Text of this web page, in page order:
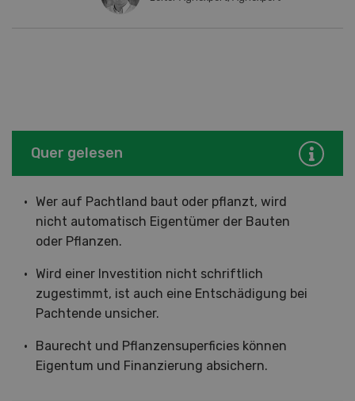
Quer gelesen
Wer auf Pachtland baut oder pflanzt, wird
nicht automatisch Eigentümer der Bauten
oder Pflanzen.
Wird einer Investition nicht schriftlich
zugestimmt, ist auch eine Entschädigung bei
Pachtende unsicher.
Baurecht und Pflanzensuperficies können
Eigentum und Finanzierung absichern.